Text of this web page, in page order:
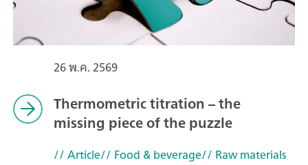
26 พ.ค. 2569
Thermometric titration – the
missing piece of the puzzle
// Article// Food & beverage// Raw materials